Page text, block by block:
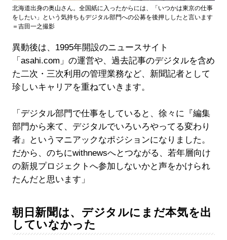
北海道出身の奥山さん。全国紙に入ったからには、「いつかは東京の仕事
をしたい」という気持ちもデジタル部門への公募を後押ししたと言います
＝吉田一之撮影
異動後は、1995年開設のニュースサイト
「asahi.com」の運営や、過去記事のデジタルを含め
た二次・三次利用の管理業務など、新聞記者として
珍しいキャリアを重ねていきます。
「デジタル部門で仕事をしていると、徐々に『編集
部門から来て、デジタルでいろいろやってる変わり
者』というマニアックなポジションになりました。
だから、のちにwithnewsへとつながる、若年層向け
の新規プロジェクトへ参加しないかと声をかけられ
たんだと思います」
朝日新聞は、デジタルにまだ本気を出
していなかった